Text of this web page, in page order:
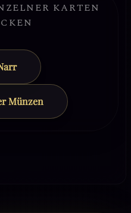
KARTEN
Münzen